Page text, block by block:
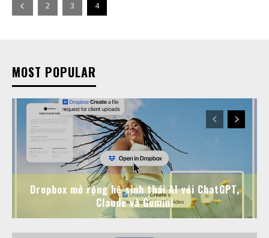
2 3 4
MOST POPULAR
Dropbox mở rộng hệ sinh thái AI với ChatGPT,
Claude và Gemini